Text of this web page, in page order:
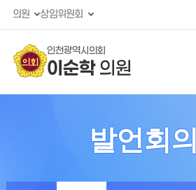
의원 상임위원회
인천광역시의회
이순학의원
발언회